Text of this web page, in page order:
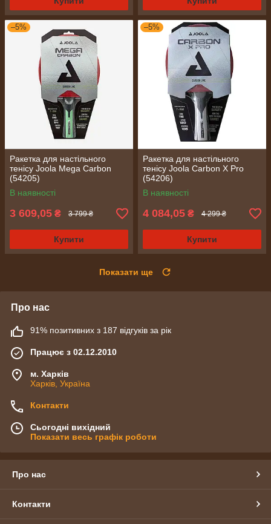
–5%
Ракетка для настільного
тенісу Joola Mega Carbon
(54205)
В наявності
3 609,05 ₴ 3 799 ₴
Купити
–5%
Ракетка для настільного
тенісу Joola Carbon X Pro
(54206)
В наявності
4 084,05 ₴ 4 299 ₴
Купити
Показати ще
Про нас
91% позитивних з 187 відгуків за рік
Працює з 02.12.2010
м. Харків
Харків, Україна
Контакти
Сьогодні вихідний
Показати весь графік роботи
Про нас
Контакти